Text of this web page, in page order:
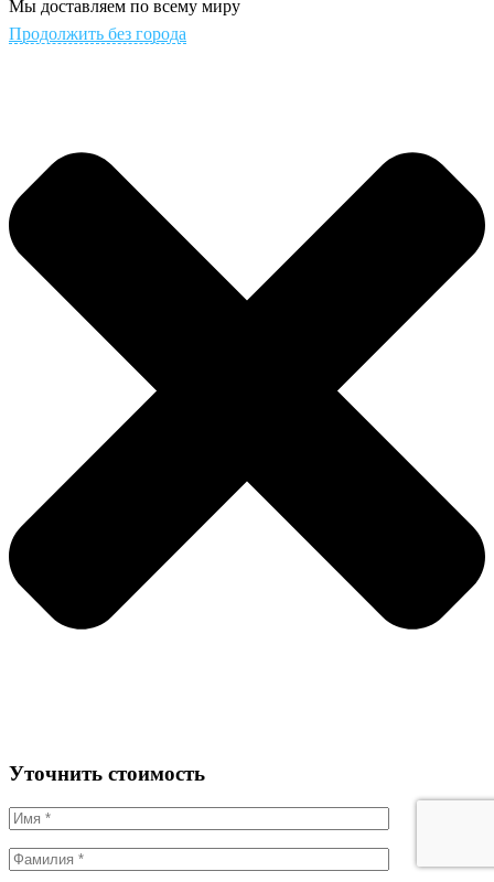
Мы доставляем по всему миру
Продолжить без города
Уточнить стоимость